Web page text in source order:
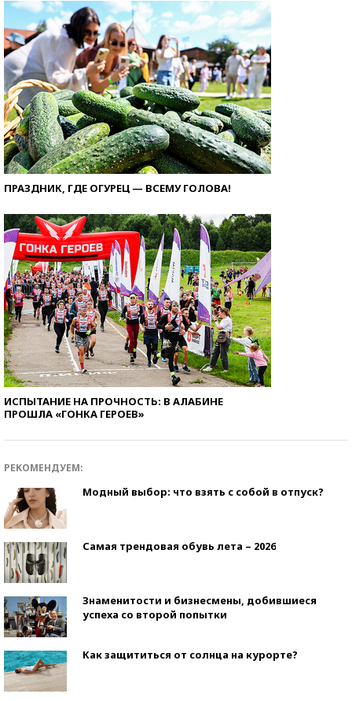
ПРАЗДНИК, ГДЕ ОГУРЕЦ — ВСЕМУ ГОЛОВА!
ИСПЫТАНИЕ НА ПРОЧНОСТЬ: В АЛАБИНЕ
ПРОШЛА «ГОНКА ГЕРОЕВ»
РЕКОМЕНДУЕМ:
Модный выбор: что взять с собой в отпуск?
Самая трендовая обувь лета – 2026
Знаменитости и бизнесмены, добившиеся
успеха со второй попытки
Как защититься от солнца на курорте?